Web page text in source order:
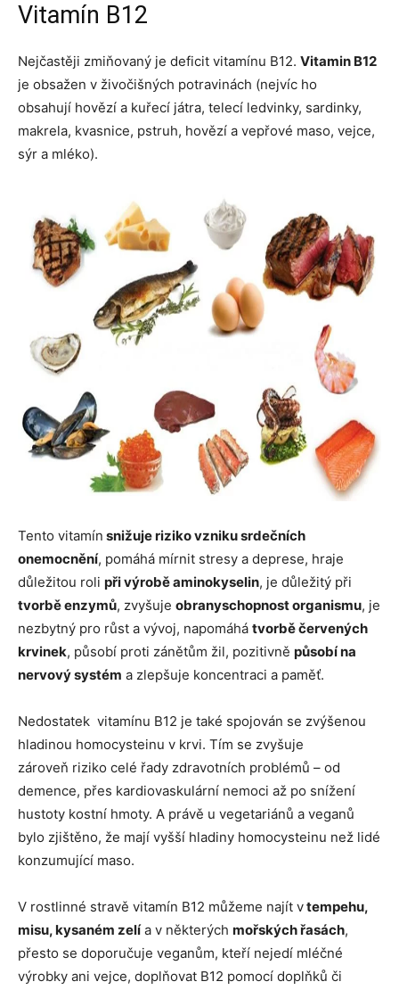
Vitamín B12
Nejčastěji zmiňovaný je deficit vitamínu B12. Vitamin B12
je obsažen v živočišných potravinách (nejvíc ho
obsahují hovězí a kuřecí játra, telecí ledvinky, sardinky,
makrela, kvasnice, pstruh, hovězí a vepřové maso, vejce,
sýr a mléko).
Tento vitamín snižuje riziko vzniku srdečních
onemocnění, pomáhá mírnit stresy a deprese, hraje
důležitou roli při výrobě aminokyselin, je důležitý při
tvorbě enzymů, zvyšuje obranyschopnost organismu, je
nezbytný pro růst a vývoj, napomáhá tvorbě červených
krvinek, působí proti zánětům žil, pozitivně působí na
nervový systém a zlepšuje koncentraci a paměť.
Nedostatek vitamínu B12 je také spojován se zvýšenou
hladinou homocysteinu v krvi. Tím se zvyšuje
zároveň riziko celé řady zdravotních problémů – od
demence, přes kardiovaskulární nemoci až po snížení
hustoty kostní hmoty. A právě u vegetariánů a veganů
bylo zjištěno, že mají vyšší hladiny homocysteinu než lidé
konzumující maso.
V rostlinné stravě vitamín B12 můžeme najít vtempehu,
misu, kysaném zelía v některých mořských řasách,
přesto se doporučuje veganům, kteří nejedí mléčné
výrobky ani vejce, doplňovat B12 pomocí doplňků či